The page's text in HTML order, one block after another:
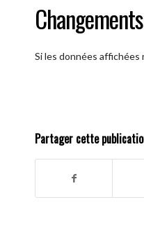
Si les données
Partager cette